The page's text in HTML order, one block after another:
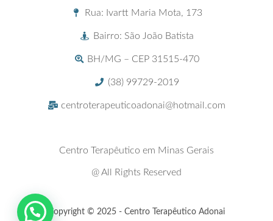
Rua: Ivartt Maria Mota, 173
Bairro: São João Batista
BH/MG – CEP 31515-470
(38) 99729-2019
centroterapeuticoadonai@hotmail.com
Centro Terapêutico em Minas Gerais
@ All Rights Reserved
Copyright © 2025 - Centro Terapêutico Adonai